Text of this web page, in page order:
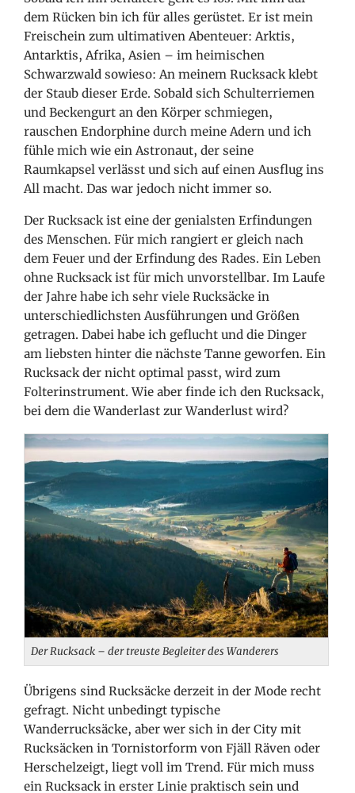
dem Rücken bin ich für alles gerüstet. Er ist mein
Freischein zum ultimativen Abenteuer: Arktis,
Antarktis, Afrika, Asien – im heimischen
Schwarzwald sowieso: An meinem Rucksack klebt
der Staub dieser Erde. Sobald sich Schulterriemen
und Beckengurt an den Körper schmiegen,
rauschen Endorphine durch meine Adern und ich
fühle mich wie ein Astronaut, der seine
Raumkapsel verlässt und sich auf einen Ausflug ins
All macht. Das war jedoch nicht immer so.
Der Rucksack ist eine der genialsten Erfindungen
des Menschen. Für mich rangiert er gleich nach
dem Feuer und der Erfindung des Rades. Ein Leben
ohne Rucksack ist für mich unvorstellbar. Im Laufe
der Jahre habe ich sehr viele Rucksäcke in
unterschiedlichsten Ausführungen und Größen
getragen. Dabei habe ich geflucht und die Dinger
am liebsten hinter die nächste Tanne geworfen. Ein
Rucksack der nicht optimal passt, wird zum
Folterinstrument. Wie aber finde ich den Rucksack,
bei dem die Wanderlast zur Wanderlust wird?
Der Rucksack – der treuste Begleiter des Wanderers
Übrigens sind Rucksäcke derzeit in der Mode recht
gefragt. Nicht unbedingt typische
Wanderrucksäcke, aber wer sich in der City mit
Rucksäcken in Tornistorform von Fjäll Räven oder
Herschelzeigt, liegt voll im Trend. Für mich muss
ein Rucksack in erster Linie praktisch sein und